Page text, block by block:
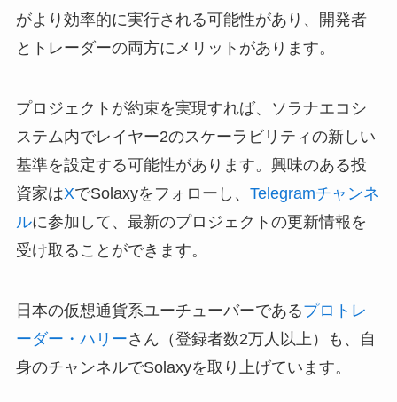
がより効率的に実行される可能性があり、開発者
とトレーダーの両方にメリットがあります。
プロジェクトが約束を実現すれば、ソラナエコシ
ステム内でレイヤー2のスケーラビリティの新しい
基準を設定する可能性があります。興味のある投
資家はXでSolaxyをフォローし、 Telegramチャンネ
ルに参加して、最新のプロジェクトの更新情報を
受け取ることができます。
日本の仮想通貨系ユーチューバーであるプロトレ
ーダー・ハリーさん（登録者数2万人以上）も、自
身のチャンネルでSolaxyを取り上げています。